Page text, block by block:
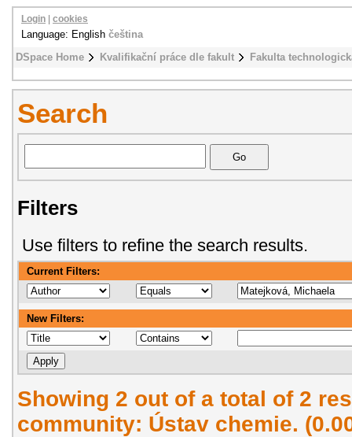
DSpace Home Kvalifikační práce dle fakult Fakulta
Login cookies
Language: English čeština
Search
Filters
Use filters to refine the search results.
Current Filters:
New Filters:
Showing 2 out of a total of 2
community: Ústav chemie.